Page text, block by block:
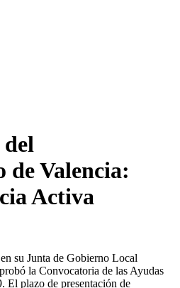
de Valencia:
Activa
su Junta de Gobierno Local
la Convocatoria de las Ayudas
El plazo de presentación de